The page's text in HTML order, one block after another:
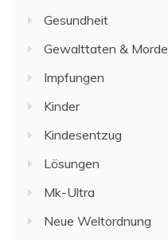
Gesundheit
Gewalttaten & Morde
Impfungen
Kinder
Kindesentzug
Lösungen
Mk-Ultra
Neue Weltordnung